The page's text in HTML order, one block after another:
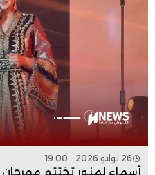
26 يوليو 2026 - 19:00
أسماء لمنور تختتم